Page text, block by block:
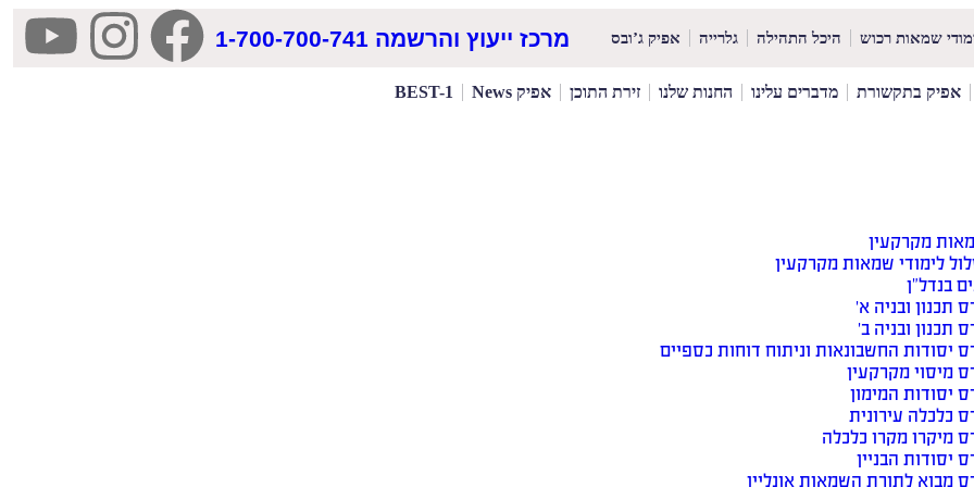
שמאות רכוש היכל התהילה גלרייה אפיק ג’ובס מרכז ייעוץ והרשמה 1-700-700-741
אפיק בתקשורת מדברים עלינו החנות שלנו זירת התוכן אפיק News BEST-1
מקרקעין
לימודי שמאות מקרקעין
בנדל”ן
תכנון ובניה א׳
תכנון ובניה ב׳
יסודות החשבונאות וניתוח דוחות כספיים
מיסוי מקרקעין
יסודות המימון
כלכלה עירונית
מיקרו מקרו כלכלה
יסודות הבניין
מבוא לתורת השמאות אונליין